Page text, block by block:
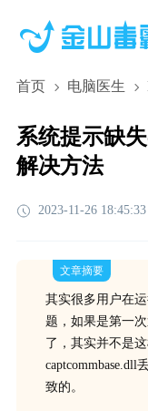
首页 电脑医生
系统提示缺
解决方法
2023-11-26 18:45:33
文章摘要
其实很多用户在
题，如果是第一
了，其实并不是
致的。